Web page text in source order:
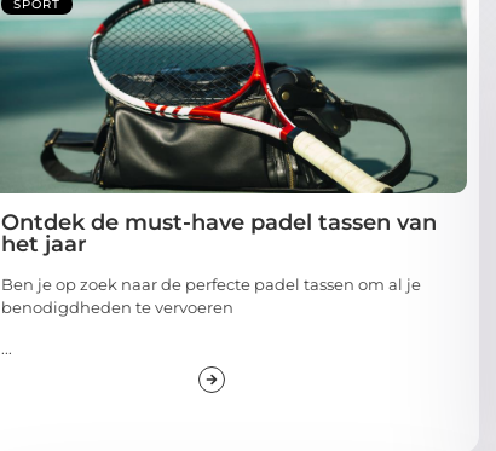
SPORT
Ontdek de must-have padel tassen van
het jaar
Ben je op zoek naar de perfecte padel tassen om al je
benodigdheden te vervoeren
...